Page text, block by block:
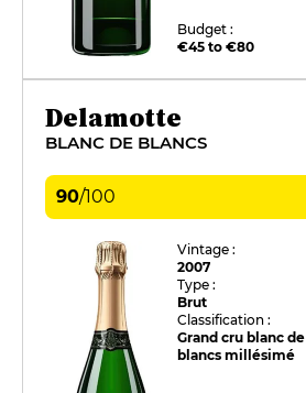
Budget :
€45 to €80
Delamotte
BLANC DE BLANCS
90/100
Vintage :
2007
Type :
Brut
Classification :
Grand cru blanc de
blancs millésimé